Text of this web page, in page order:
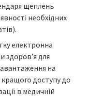
щеплень
необхідних
електронна
здоров’я для
на
кращого доступу до
в медичній